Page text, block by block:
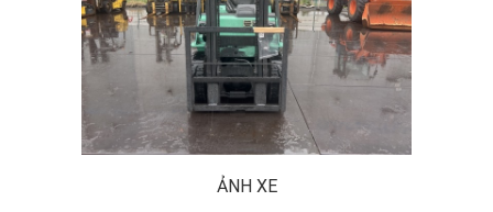
ẢNH XE